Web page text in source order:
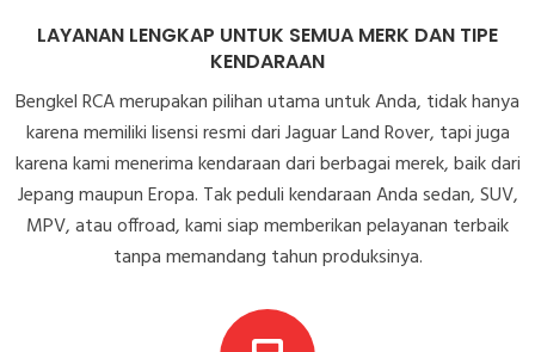
LAYANAN LENGKAP UNTUK SEMUA MERK DAN TIPE
KENDARAAN
Bengkel RCA merupakan pilihan utama untuk Anda, tidak hanya
karena memiliki lisensi resmi dari Jaguar Land Rover, tapi juga
karena kami menerima kendaraan dari berbagai merek, baik dari
Jepang maupun Eropa. Tak peduli kendaraan Anda sedan, SUV,
MPV, atau offroad, kami siap memberikan pelayanan terbaik
tanpa memandang tahun produksinya.